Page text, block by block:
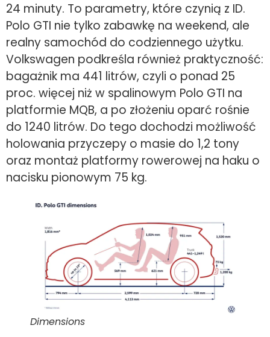
24 minuty. To parametry, które czynią z ID.
Polo GTI nie tylko zabawkę na weekend, ale
realny samochód do codziennego użytku.
Volkswagen podkreśla również praktyczność:
bagażnik ma 441 litrów, czyli o ponad 25
proc. więcej niż w spalinowym Polo GTI na
platformie MQB, a po złożeniu oparć rośnie
do 1240 litrów. Do tego dochodzi możliwość
holowania przyczepy o masie do 1,2 tony
oraz montaż platformy rowerowej na haku o
nacisku pionowym 75 kg.
Dimensions